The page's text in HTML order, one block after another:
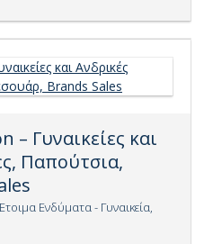
– Γυναικείες και
Παπούτσια,
Ενδύματα - Γυναικεία,